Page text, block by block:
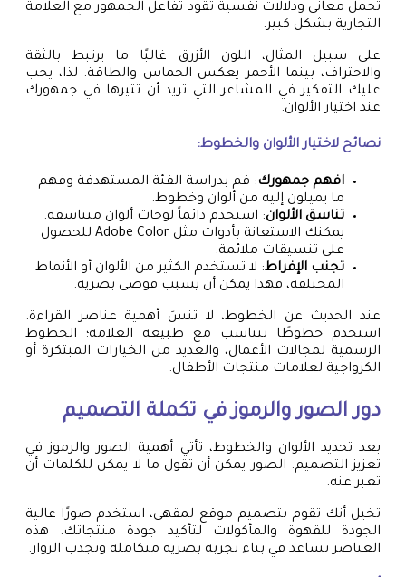
تحمل معاني ودلالات نفسية تقود تفاعل الجمهور مع العلامة
التجارية بشكل كبير.
على سبيل المثال، اللون الأزرق غالبًا ما يرتبط بالثقة
والاحتراف، بينما الأحمر يعكس الحماس والطاقة. لذا، يجب
عليك التفكير في المشاعر التي تريد أن تثيرها في جمهورك
عند اختيار الألوان.
نصائح لاختيار الألوان والخطوط:
افهم جمهورك: قم بدراسة الفئة المستهدفة وفهم
ما يميلون إليه من ألوان وخطوط.
تناسق الألوان: استخدم دائماً لوحات ألوان متناسقة.
يمكنك الاستعانة بأدوات مثل Adobe Color للحصول
على تنسيقات ملائمة.
تجنب الإفراط: لا تستخدم الكثير من الألوان أو الأنماط
المختلفة، فهذا يمكن أن يسبب فوضى بصرية.
عند الحديث عن الخطوط، لا تنسَ أهمية عناصر القراءة.
استخدم خطوطًا تتناسب مع طبيعة العلامة؛ الخطوط
الرسمية لمجالات الأعمال، والعديد من الخيارات المبتكرة أو
الكزواجية لعلامات منتجات الأطفال.
دور الصور والرموز في تكملة التصميم
بعد تحديد الألوان والخطوط، تأتي أهمية الصور والرموز في
تعزيز التصميم. الصور يمكن أن تقول ما لا يمكن للكلمات أن
تعبر عنه.
تخيل أنك تقوم بتصميم موقع لمقهى، استخدم صورًا عالية
الجودة للقهوة والمأكولات لتأكيد جودة منتجاتك. هذه
العناصر تساعد في بناء تجربة بصرية متكاملة وتجذب الزوار.